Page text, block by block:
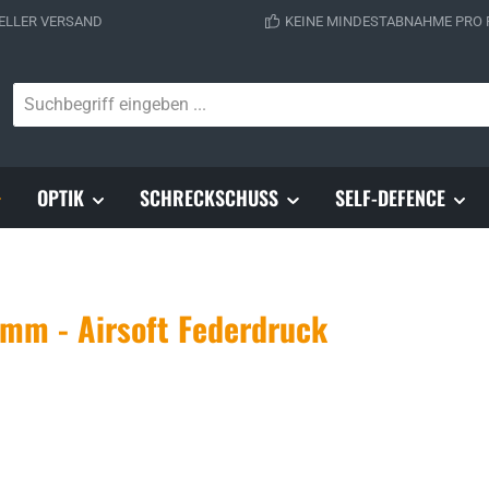
VERSAND KEINE MINDESTABNAHME PRO
OPTIK SCHRECKSCHUSS SELF-DEFENCE
- Airsoft Federdruck